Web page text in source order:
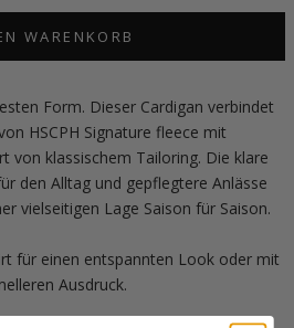
WARENKORB
Form. Dieser Cardigan verbindet
HSCPH Signature fleece mit
von klassischem Tailoring. Die klare
den Alltag und gepflegtere Anlässe
vielseitigen Lage Saison für Saison.
für einen entspannten Look oder mit
Ausdruck.